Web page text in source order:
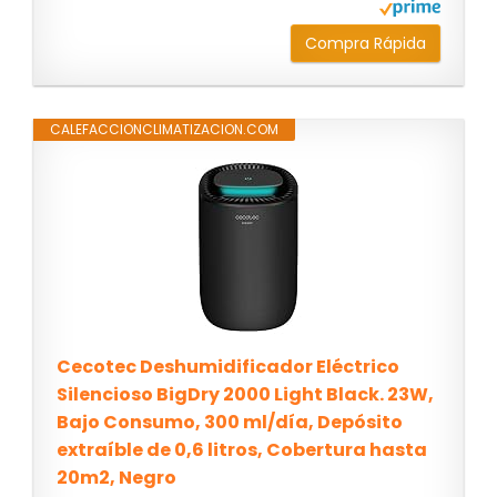
Compra Rápida
CALEFACCIONCLIMATIZACION.COM
Cecotec Deshumidificador Eléctrico
Silencioso BigDry 2000 Light Black. 23W,
Bajo Consumo, 300 ml/día, Depósito
extraíble de 0,6 litros, Cobertura hasta
20m2, Negro